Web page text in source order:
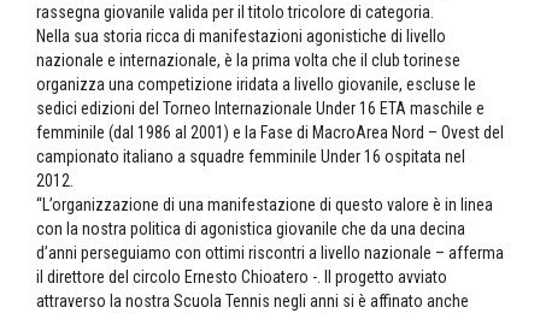
rassegna giovanile valida per il titolo tricolore di categoria.
Nella sua storia ricca di manifestazioni agonistiche di livello
nazionale e internazionale, è la prima volta che il club torinese
organizza una competizione iridata a livello giovanile, escluse le
sedici edizioni del Torneo Internazionale Under 16 ETA maschile e
femminile (dal 1986 al 2001) e la Fase di MacroArea Nord – Ovest del
campionato italiano a squadre femminile Under 16 ospitata nel
2012.
“L’organizzazione di una manifestazione di questo valore è in linea
con la nostra politica di agonistica giovanile che da una decina
d’anni perseguiamo con ottimi riscontri a livello nazionale – afferma
il direttore del circolo Ernesto Chioatero -. Il progetto avviato
attraverso la nostra Scuola Tennis negli anni si è affinato anche